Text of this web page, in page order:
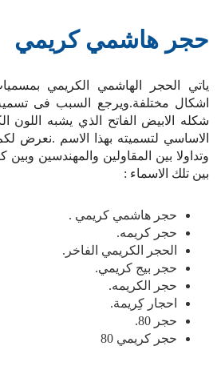
حجر هاشمي كريمي
ياتي الحجر الهاشمي الكريمي
اشكال مختلفة.ويرجع السبب فى
شكله الابيض الفاتح الذي يشبه اللون
الاساسي لتسميته بهذا الاسم .نعرض
وتداولا بين المقاولين والمهندسين
بين تلك الاسماء :
حجر هاشمي كريمي .
حجر كريمه.
الحجر الكريمي الفاخر.
حجر بيج كريمي.
حجر الكريمه.
احجار كِريمة.
حجر 80.
حجر كريمي 80